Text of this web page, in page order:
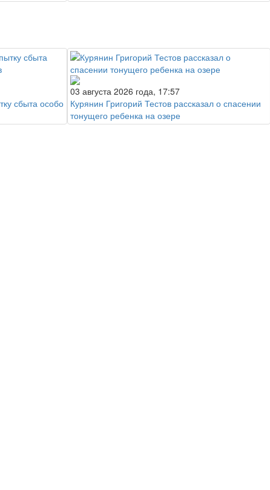
сбыта особо
03 августа 2026 года, 17:57
Курянин Григорий Тестов рассказал о спасении
тонущего ребенка на озере